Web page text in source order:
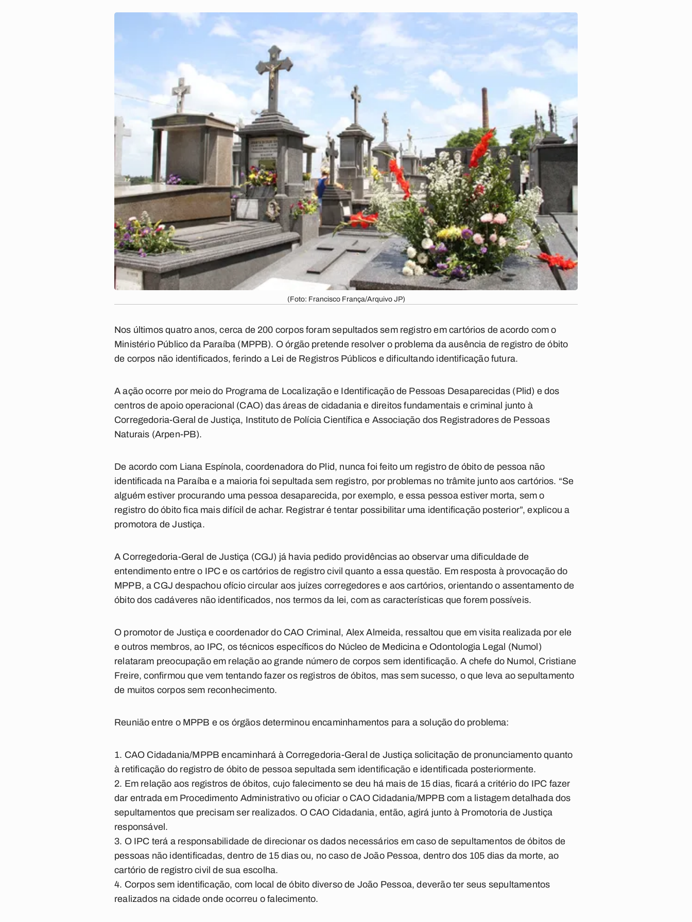
(Foto: Francisco França/Arquivo JP)
Nos últimos quatro anos, cerca de 200 corpos foram sepultados sem registro em cartórios de acordo com o
Ministério Público da Paraíba (MPPB). O órgão pretende resolver o problema da ausência de registro de óbito
de corpos não identificados, ferindo a Lei de Registros Públicos e dificultando identificação futura.
A ação ocorre por meio do Programa de Localização e Identificação de Pessoas Desaparecidas (Plid) e dos
centros de apoio operacional (CAO) das áreas de cidadania e direitos fundamentais e criminal junto à
Corregedoria-Geral de Justiça, Instituto de Polícia Científica e Associação dos Registradores de Pessoas
Naturais (Arpen-PB).
De acordo com Liana Espínola, coordenadora do Plid, nunca foi feito um registro de óbito de pessoa não
identificada na Paraíba e a maioria foi sepultada sem registro, por problemas no trâmite junto aos cartórios. “Se
alguém estiver procurando uma pessoa desaparecida, por exemplo, e essa pessoa estiver morta, sem o
registro do óbito fica mais difícil de achar. Registrar é tentar possibilitar uma identificação posterior”, explicou a
promotora de Justiça.
A Corregedoria-Geral de Justiça (CGJ) já havia pedido providências ao observar uma dificuldade de
entendimento entre o IPC e os cartórios de registro civil quanto a essa questão. Em resposta à provocação do
MPPB, a CGJ despachou ofício circular aos juízes corregedores e aos cartórios, orientando o assentamento de
óbito dos cadáveres não identificados, nos termos da lei, com as características que forem possíveis.
O promotor de Justiça e coordenador do CAO Criminal, Alex Almeida, ressaltou que em visita realizada por ele
e outros membros, ao IPC, os técnicos específicos do Núcleo de Medicina e Odontologia Legal (Numol)
relataram preocupação em relação ao grande número de corpos sem identificação. A chefe do Numol, Cristiane
Freire, confirmou que vem tentando fazer os registros de óbitos, mas sem sucesso, o que leva ao sepultamento
de muitos corpos sem reconhecimento.
Reunião entre o MPPB e os órgãos determinou encaminhamentos para a solução do problema:
CAO Cidadania/MPPB encaminhará à Corregedoria-Geral de Justiça solicitação de pronunciamento quanto
à retificação do registro de óbito de pessoa sepultada sem identificação e identificada posteriormente.
Em relação aos registros de óbitos, cujo falecimento se deu há mais de 15 dias, ficará a critério do IPC fazer
dar entrada em Procedimento Administrativo ou oficiar o CAO Cidadania/MPPB com a listagem detalhada dos
sepultamentos que precisam ser realizados. O CAO Cidadania, então, agirá junto à Promotoria de Justiça
responsável.
O IPC terá a responsabilidade de direcionar os dados necessários em caso de sepultamentos de óbitos de
pessoas não identificadas, dentro de 15 dias ou, no caso de João Pessoa, dentro dos 105 dias da morte, ao
cartório de registro civil de sua escolha.
Corpos sem identificação, com local de óbito diverso de João Pessoa, deverão ter seus sepultamentos
realizados na cidade onde ocorreu o falecimento.